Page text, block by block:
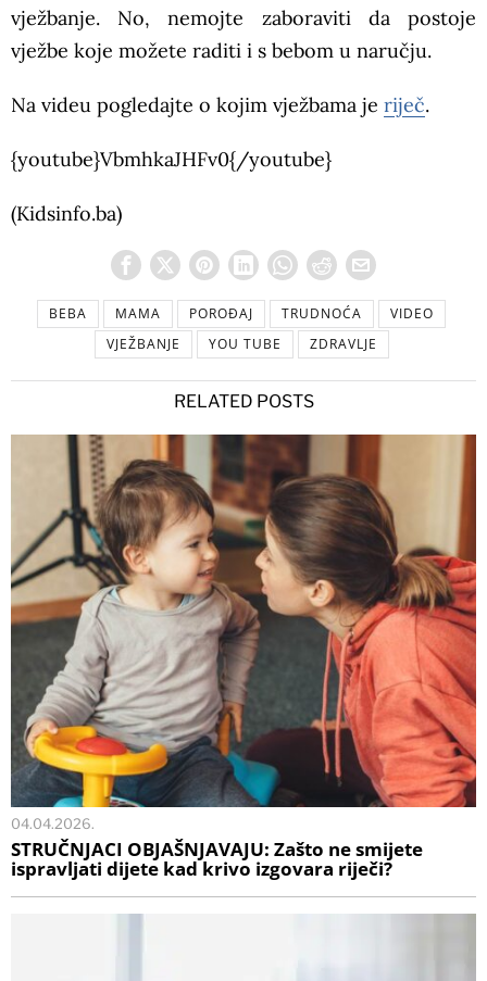
vježbanje. No, nemojte zaboraviti da postoje
vježbe koje možete raditi i s bebom u naručju.
Na videu pogledajte o kojim vježbama je riječ.
{youtube}VbmhkaJHFv0{/youtube}
(Kidsinfo.ba)
BEBA MAMA POROĐAJ TRUDNOĆA
VIDEO
VJEŽBANJE
YOU TUBE ZDRAVLJE
RELATED POSTS
04.04.2026.
STRUČNJACI OBJAŠNJAVAJU: Zašto ne smijete
ispravljati dijete kad krivo izgovara riječi?